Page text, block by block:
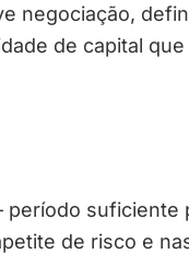
negociação,
de capital que
período suficiente
de risco e